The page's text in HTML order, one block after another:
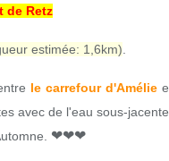
de Retz
estimée: 1,6km)
le carrefour d'Amélie
avec de l'eau sous-jacente,
❤❤❤